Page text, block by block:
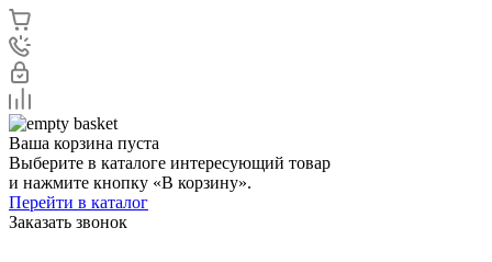
Ваша корзина пуста
Выберите в каталоге интересующий товар
и нажмите кнопку «В корзину».
Перейти в каталог
Заказать звонок